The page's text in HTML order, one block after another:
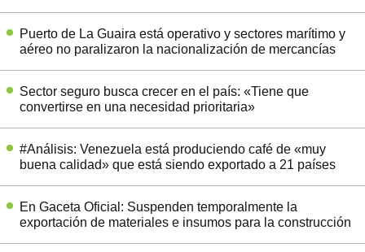
Puerto de La Guaira está operativo y sectores marítimo y
aéreo no paralizaron la nacionalización de mercancías
Sector seguro busca crecer en el país: «Tiene que
convertirse en una necesidad prioritaria»
#Análisis: Venezuela está produciendo café de «muy
buena calidad» que está siendo exportado a 21 países
En Gaceta Oficial: Suspenden temporalmente la
exportación de materiales e insumos para la construcción